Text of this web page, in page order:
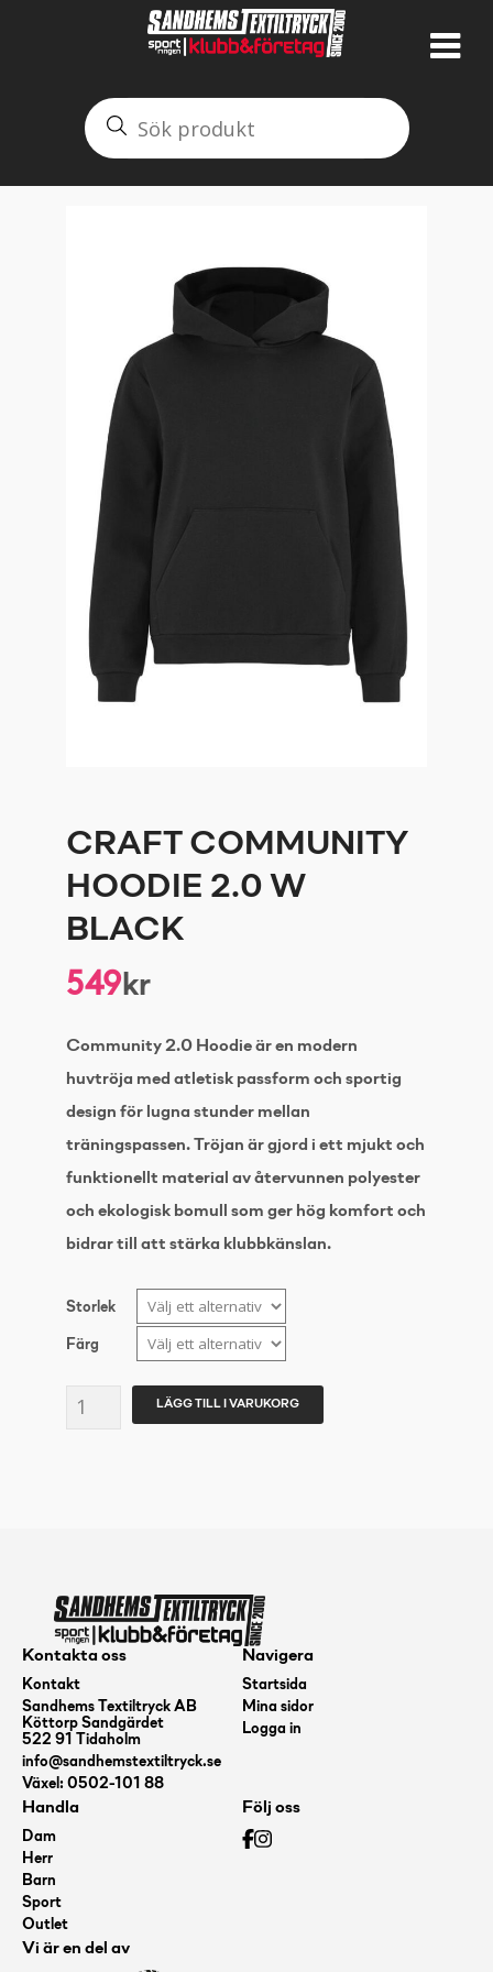
CRAFT COMMUNITY
HOODIE 2.0 W
BLACK
549kr
Community 2.0 Hoodie är en modern
huvtröja med atletisk passform och sportig
design för lugna stunder mellan
träningspassen. Tröjan är gjord i ett mjukt och
funktionellt material av återvunnen polyester
och ekologisk bomull som ger hög komfort och
bidrar till att stärka klubbkänslan.
Storlek
Färg
CRAFT
mängd
LÄGG TILL I VARUKORG
Kontakta oss
Kontakt
Sandhems Textiltryck AB
Köttorp Sandgärdet
522 91 Tidaholm
info@sandhemstextiltryck.se
Växel: 0502-101 88
Navigera
Startsida
Mina sidor
Logga in
Handla
Dam
Herr
Barn
Sport
Outlet
Följ oss
Vi är en del av